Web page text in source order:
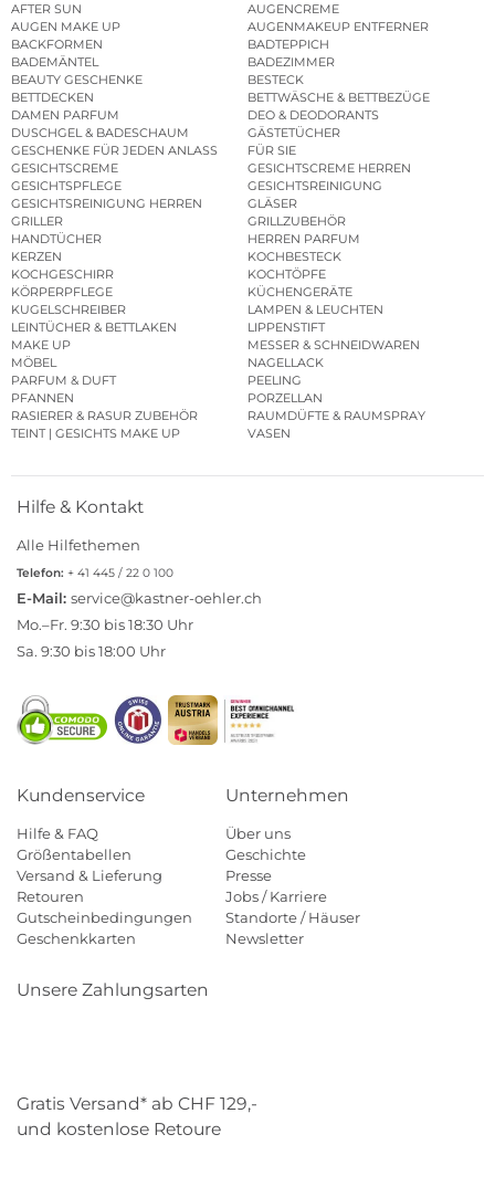
AFTER SUN
AUGENCREME
AUGEN MAKE UP
AUGENMAKEUP ENTFERNER
BACKFORMEN
BADTEPPICH
BADEMÄNTEL
BADEZIMMER
BEAUTY GESCHENKE
BESTECK
BETTDECKEN
BETTWÄSCHE & BETTBEZÜGE
DAMEN PARFUM
DEO & DEODORANTS
DUSCHGEL & BADESCHAUM
GÄSTETÜCHER
GESCHENKE FÜR JEDEN ANLASS
FÜR SIE
GESICHTSCREME
GESICHTSCREME HERREN
GESICHTSPFLEGE
GESICHTSREINIGUNG
GESICHTSREINIGUNG HERREN
GLÄSER
GRILLER
GRILLZUBEHÖR
HANDTÜCHER
HERREN PARFUM
KERZEN
KOCHBESTECK
KOCHGESCHIRR
KOCHTÖPFE
KÖRPERPFLEGE
KÜCHENGERÄTE
KUGELSCHREIBER
LAMPEN & LEUCHTEN
LEINTÜCHER & BETTLAKEN
LIPPENSTIFT
MAKE UP
MESSER & SCHNEIDWAREN
MÖBEL
NAGELLACK
PARFUM & DUFT
PEELING
PFANNEN
PORZELLAN
RASIERER & RASUR ZUBEHÖR
RAUMDÜFTE & RAUMSPRAY
TEINT | GESICHTS MAKE UP
VASEN
Hilfe & Kontakt
Alle Hilfethemen
Telefon: + 41 445 / 22 0 100
E-Mail: service@kastner-oehler.ch
Mo.–Fr. 9:30 bis 18:30 Uhr
Sa. 9:30 bis 18:00 Uhr
Kundenservice
Hilfe & FAQ
Größentabellen
Versand & Lieferung
Retouren
Gutscheinbedingungen
Geschenkkarten
Unternehmen
Über uns
Geschichte
Presse
Jobs / Karriere
Standorte / Häuser
Newsletter
Unsere Zahlungsarten
Gratis Versand* ab CHF 129,-
und kostenlose Retoure